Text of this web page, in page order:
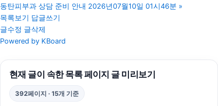
용인학교폭력변호사
축구반티
동탄피부과 상담 준비 안내 2026년07월10일 01시46분 »
목록보기
답글쓰기
글수정 글삭제
Powered by KBoard
현재 글이 속한 목록 페이지 글 미리보기
392페이지 · 15개 기준